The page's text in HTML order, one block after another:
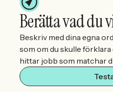
Berätta vad du
Beskriv med dina egna
som om du skulle
hittar jobb som matchar